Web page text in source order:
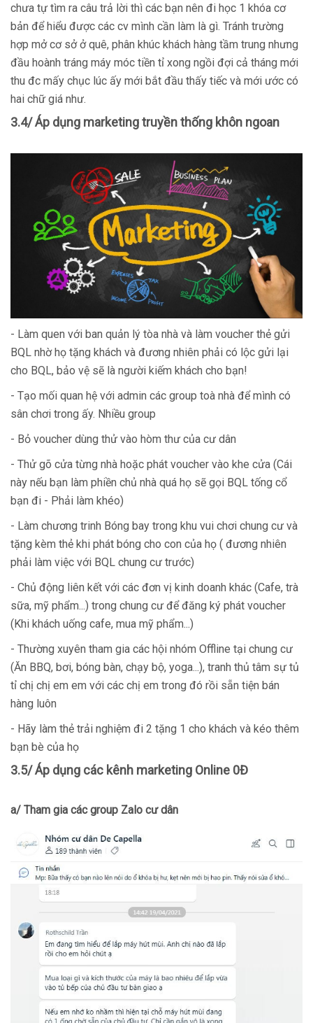
chưa tự tìm ra câu trả lời thì các bạn nên đi học 1 khóa cơ
bản để hiểu được các cv mình cần làm là gì. Tránh trường
hợp mở cơ sở ở quê, phân khúc khách hàng tầm trung nhưng
đầu hoành tráng máy móc tiền tỉ xong ngồi đợi cả tháng mới
thu đc mấy chục lúc ấy mới bắt đầu thấy tiếc và mới ước có
hai chữ giá như.
3.4/ Áp dụng marketing truyền thống khôn ngoan
- Làm quen với ban quản lý tòa nhà và làm voucher thẻ gửi
BQL nhờ họ tặng khách và đương nhiên phải có lộc gửi lại
cho BQL, bảo vệ sẽ là người kiếm khách cho bạn!
- Tạo mối quan hệ với admin các group toà nhà để mình có
sân chơi trong ấy. Nhiều group
- Bỏ voucher dùng thử vào hòm thư của cư dân
- Thử gõ cửa từng nhà hoặc phát voucher vào khe cửa (Cái
này nếu bạn làm phiền chủ nhà quá họ sẽ gọi BQL tống cổ
bạn đi - Phải làm khéo)
- Làm chương trinh Bóng bay trong khu vui chơi chung cư và
tặng kèm thẻ khi phát bóng cho con của họ ( đương nhiên
phải làm việc với BQL chung cư trước)
- Chủ động liên kết với các đơn vị kinh doanh khác (Cafe, trà
sữa, mỹ phẩm...) trong chung cư để đăng ký phát voucher
(Khi khách uống cafe, mua mỹ phẩm...)
- Thường xuyên tham gia các hội nhóm Offline tại chung cư
(Ăn BBQ, bơi, bóng bàn, chạy bộ, yoga...), tranh thủ tâm sự tủ
tỉ chị chị em em với các chị em trong đó rồi sẵn tiện bán
hàng luôn
- Hãy làm thẻ trải nghiệm đi 2 tặng 1 cho khách và kéo thêm
bạn bè của họ
3.5/ Áp dụng các kênh marketing Online 0Đ
a/ Tham gia các group Zalo cư dân